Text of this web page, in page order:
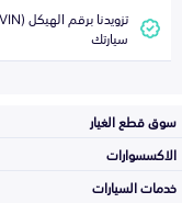
سيارتك
سوق قطع الغيار
الاكسسوارات
خدمات السيارات